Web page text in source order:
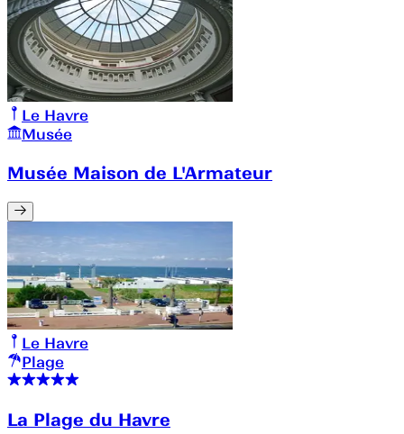
Le Havre
Musée
Musée Maison de L'Armateur
Le Havre
Plage
La Plage du Havre